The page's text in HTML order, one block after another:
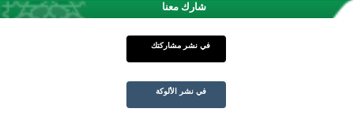
شارك معنا
في نشر مشاركتك
في نشر الألوكة